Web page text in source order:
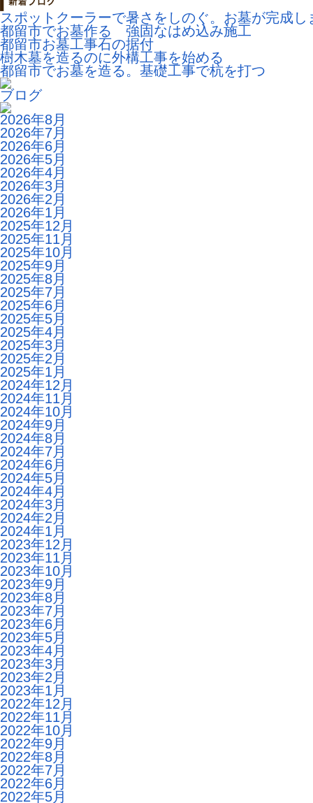
スポットクーラーで暑さをしのぐ。お墓が完成し
都留市でお墓作る 強固なはめ込み施工
都留市お墓工事石の据付
樹木墓を造るのに外構工事を始める
都留市でお墓を造る。基礎工事で杭を打つ
ブログ
2026年8月
2026年7月
2026年6月
2026年5月
2026年4月
2026年3月
2026年2月
2026年1月
2025年12月
2025年11月
2025年10月
2025年9月
2025年8月
2025年7月
2025年6月
2025年5月
2025年4月
2025年3月
2025年2月
2025年1月
2024年12月
2024年11月
2024年10月
2024年9月
2024年8月
2024年7月
2024年6月
2024年5月
2024年4月
2024年3月
2024年2月
2024年1月
2023年12月
2023年11月
2023年10月
2023年9月
2023年8月
2023年7月
2023年6月
2023年5月
2023年4月
2023年3月
2023年2月
2023年1月
2022年12月
2022年11月
2022年10月
2022年9月
2022年8月
2022年7月
2022年6月
2022年5月